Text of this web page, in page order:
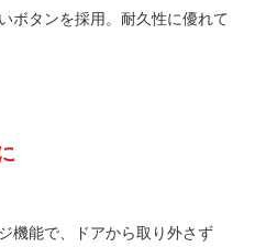
ボタンを採用。耐久性に優れて
機能で、ドアから取り外さず